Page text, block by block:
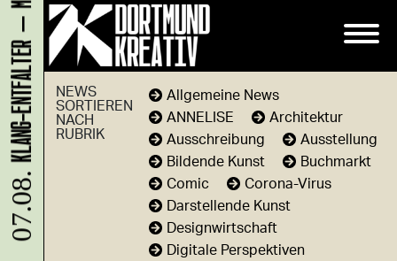
NEWS
SORTIEREN
NACH
RUBRIK
Allgemeine News
ANNELISE
Architektur
Ausschreibung
Ausstellung
Bildende Kunst
Buchmarkt
Comic
Corona-Virus
Darstellende Kunst
Designwirtschaft
Digitale Perspektiven
07.08.